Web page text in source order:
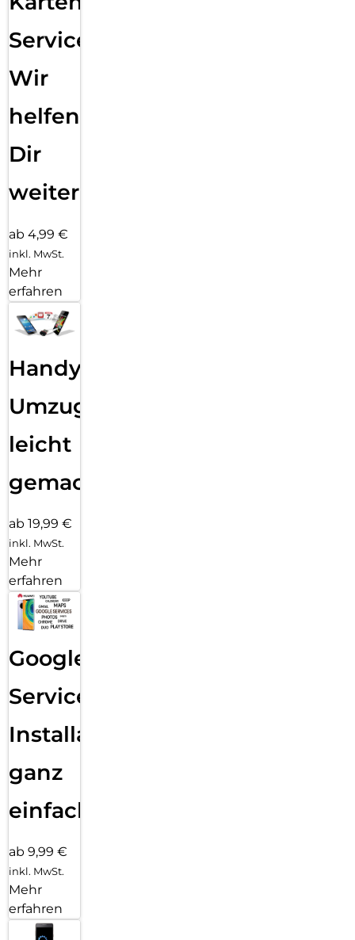
Service:
Wir
helfen
Dir
weiter
ab 4,99 €
inkl. MwSt.
Mehr
erfahren
Handy
Umzug
leicht
gemacht!
ab 19,99 €
inkl. MwSt.
Mehr
erfahren
Google
Services
Installation
ganz
einfach
ab 9,99 €
inkl. MwSt.
Mehr
erfahren